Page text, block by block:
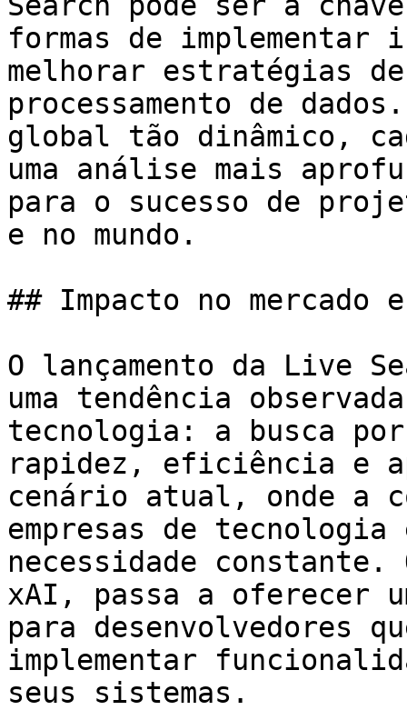
formas de
melhorar estratégias de
processamento de
global tão dinâmico,
uma análise mais
para o sucesso de
e no mundo.
## Impacto no mercado
O lançamento da Live
uma tendência
tecnologia: a busca por
rapidez, eficiência e
cenário atual, onde a
empresas de
necessidade
xAI, passa a oferecer
para desenvolvedores
implementar
seus sistemas.